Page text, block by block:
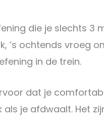
die je slechts 3
’s ochtends vroeg
in de trein.
dat je
je afdwaalt. Het